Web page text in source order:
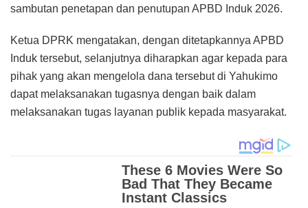
sambutan penetapan dan penutupan APBD Induk 2026.
Ketua DPRK mengatakan, dengan ditetapkannya APBD
Induk tersebut, selanjutnya diharapkan agar kepada para
pihak yang akan mengelola dana tersebut di Yahukimo
dapat melaksanakan tugasnya dengan baik dalam
melaksanakan tugas layanan publik kepada masyarakat.